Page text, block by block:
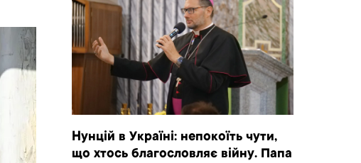
Нунцій в Україні: непокоїть чути,
що хтось благословляє війну. Папа